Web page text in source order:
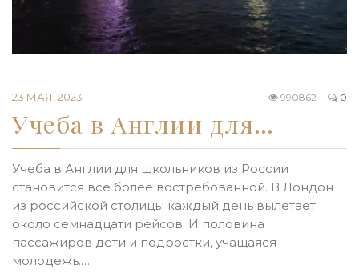
23 МАЯ, 2023 0
990862
Учеба в Англии для…
Учеба в Англии для школьников из России
становится все более востребованной. В Лондон
из российской столицы каждый день вылетает
около семнадцати рейсов. И половина
пассажиров дети и подростки, учащаяся
молодежь.…